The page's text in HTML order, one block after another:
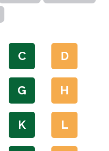
C D
G H
K L